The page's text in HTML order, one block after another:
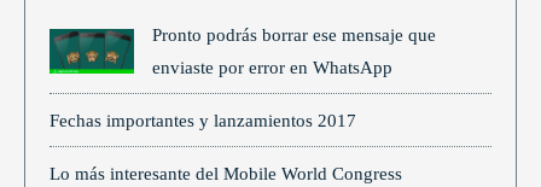
Pronto podrás borrar ese mensaje que
enviaste por error en WhatsApp
Fechas importantes y lanzamientos 2017
Lo más interesante del Mobile World Congress